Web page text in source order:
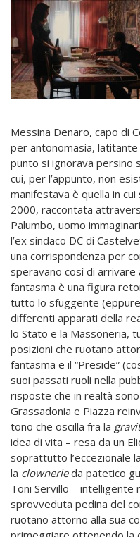
Messina Denaro, capo di
per antonomasia,
punto si ignorava persino
cui, per l’appunto, non
manifestava è quella in
2000, raccontata
Palumbo, uomo
l’ex sindaco DC di
una corrispondenza per
speravano così di arrivare
fantasma è una figura
tutto lo sfuggente
differenti apparati della
lo Stato e la Massoneria,
posizioni che ruotano
fantasma e il “Preside”
suoi passati ruoli nella
risposte che in realtà
Grassadonia e Piazza
tono che oscilla fra la
idea di vita – resa da un
soprattutto l’eccezionale
la clownerieda patetico
Toni Servillo – intelligente
sprovveduta pedina del
ruotano attorno alla sua